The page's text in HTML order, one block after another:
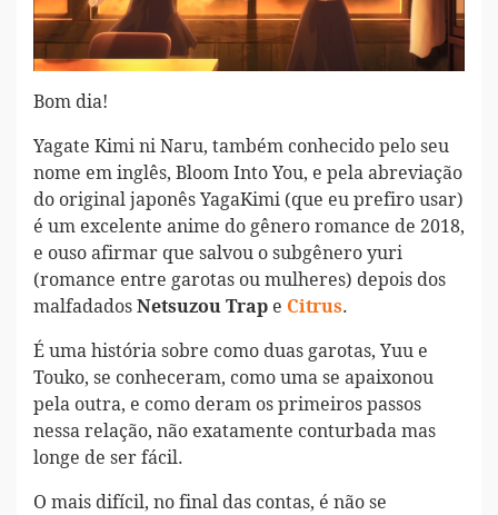
Bom dia!
Yagate Kimi ni Naru, também conhecido pelo seu
nome em inglês, Bloom Into You, e pela abreviação
do original japonês YagaKimi (que eu prefiro usar)
é um excelente anime do gênero romance de 2018,
e ouso afirmar que salvou o subgênero yuri
(romance entre garotas ou mulheres) depois dos
malfadados Netsuzou Trap e Citrus.
É uma história sobre como duas garotas, Yuu e
Touko, se conheceram, como uma se apaixonou
pela outra, e como deram os primeiros passos
nessa relação, não exatamente conturbada mas
longe de ser fácil.
O mais difícil, no final das contas, é não se